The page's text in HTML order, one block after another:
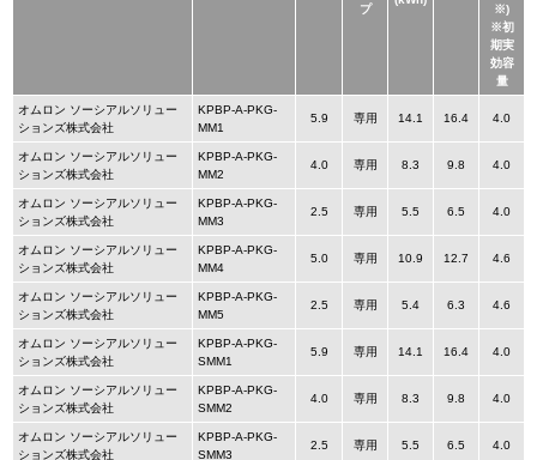
プ
※)
※初
期実
効容
量
オムロン ソーシアルソリュー
ションズ株式会社
KPBP-A-PKG-
MM1
5.9 専用 14.1 16.4 4.0
オムロン ソーシアルソリュー
ションズ株式会社
KPBP-A-PKG-
MM2
4.0 専用 8.3 9.8 4.0
オムロン ソーシアルソリュー
ションズ株式会社
KPBP-A-PKG-
MM3
2.5 専用 5.5 6.5 4.0
オムロン ソーシアルソリュー
ションズ株式会社
KPBP-A-PKG-
MM4
5.0 専用 10.9 12.7 4.6
オムロン ソーシアルソリュー
ションズ株式会社
KPBP-A-PKG-
MM5
2.5 専用 5.4 6.3 4.6
オムロン ソーシアルソリュー
ションズ株式会社
KPBP-A-PKG-
SMM1
5.9 専用 14.1 16.4 4.0
オムロン ソーシアルソリュー
ションズ株式会社
KPBP-A-PKG-
SMM2
4.0 専用 8.3 9.8 4.0
オムロン ソーシアルソリュー
ションズ株式会社
KPBP-A-PKG-
SMM3
2.5 専用 5.5 6.5 4.0